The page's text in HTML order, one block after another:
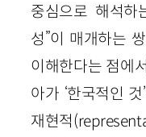
중심으로 해석
성”이 매개하는
이해한다는 점에
아가 ‘한국적인
재현적